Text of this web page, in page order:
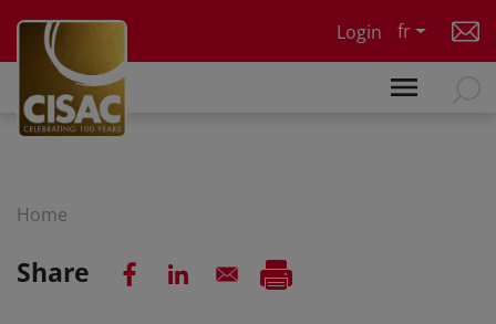
Login
fr
Home
Share